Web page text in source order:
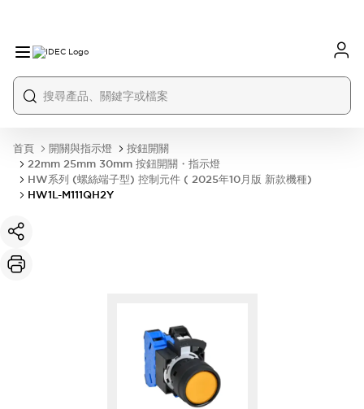
首頁 開關與指示燈
按鈕開關
22mm 25mm 30mm 按鈕開關・指示燈
HW系列 (螺絲端子型) 控制元件 ( 2025年10月版 新款機種)
HW1L-M111QH2Y